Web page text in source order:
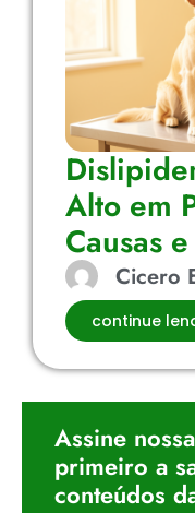
Alto em
Causas
Cicero
continue
Assine
primeiro a
conteúdos